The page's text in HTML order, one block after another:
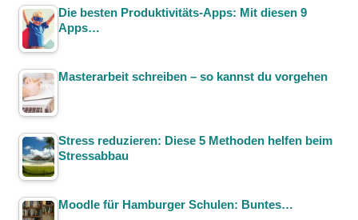
Die besten Produktivitäts-Apps: Mit diesen 9
Apps…
Masterarbeit schreiben – so kannst du vorgehen
Stress reduzieren: Diese 5 Methoden helfen beim
Stressabbau
Moodle für Hamburger Schulen: Buntes…